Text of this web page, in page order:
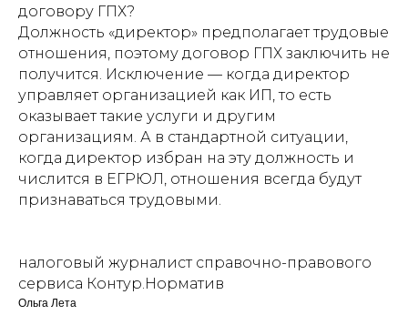
договору ГПХ?
Должность «директор» предполагает трудовые
отношения, поэтому договор ГПХ заключить не
получится. Исключение — когда директор
управляет организацией как ИП, то есть
оказывает такие услуги и другим
организациям. А в стандартной ситуации,
когда директор избран на эту должность и
числится в ЕГРЮЛ, отношения всегда будут
признаваться трудовыми.
налоговый журналист справочно-правового
сервиса Контур.Норматив
Ольга Лета